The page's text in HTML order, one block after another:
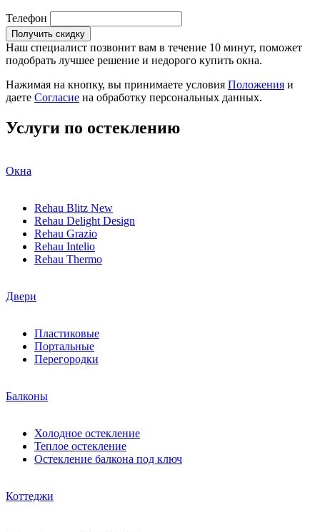
Телефон
Получить скидку
Наш специалист позвонит вам в течение 10 минут, поможет
подобрать лучшее решение и недорого купить окна.
Нажимая на кнопку, вы принимаете условия Положения и
даете Согласие на обработку персональных данных.
Услуги по остеклению
Окна
Rehau Blitz New
Rehau Delight Design
Rehau Grazio
Rehau Intelio
Rehau Thermo
Двери
Пластиковые
Портальные
Перегородки
Балконы
Холодное остекление
Теплое остекление
Остекление балкона под ключ
Коттеджи